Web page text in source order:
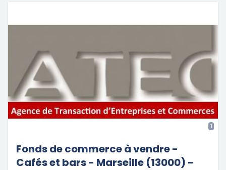
1
Fonds de commerce à vendre -
Cafés et bars - Marseille (13000) -